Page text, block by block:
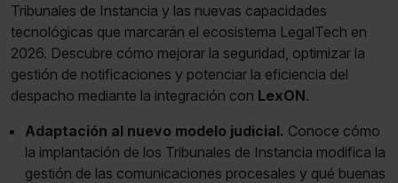
Tribunales de Instancia y las nuevas capacidades
tecnológicas que marcarán el ecosistema LegalTech en
2026. Descubre cómo mejorar la seguridad, optimizar la
gestión de notificaciones y potenciar la eficiencia del
despacho mediante la integración con LexON.
Adaptación al nuevo modelo judicial. Conoce cómo
la implantación de los Tribunales de Instancia modifica la
gestión de las comunicaciones procesales y qué buenas